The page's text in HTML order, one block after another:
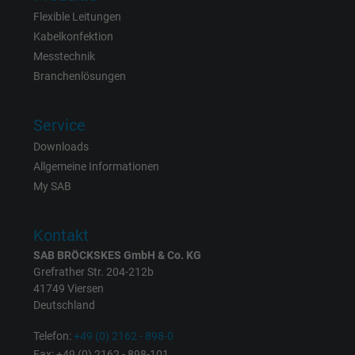
Name
Anbieter Google LLC
Zweck
Erzeugt statistische Daten darüber, wie der
Name
Anbieter Google LLC
Laufzeit
Cookie von Google für Website-Analysen.
Flexible Leitungen
Kabelkonfektion
Messtechnik
Branchenlösungen
Service
Downloads
Allgemeine Informationen
My SAB
Kontakt
SAB BRÖCKSKES GmbH & Co. KG
Grefrather Str. 204-212b
41749 Viersen
Deutschland
Telefon:+49 (0) 2162 - 898-0